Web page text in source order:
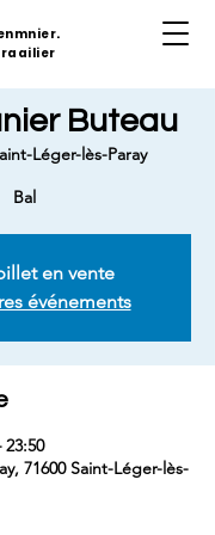
Buteau
Léger-lès-Paray
Bal
en vente
événements
23:50
71600 Saint-Léger-lès-